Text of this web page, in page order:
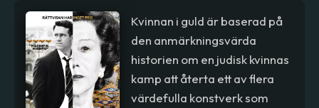
Kvinnan i guld är baserad på
den anmärkningsvärda
historien om en judisk kvinnas
kamp att återta ett av flera
värdefulla konstverk som